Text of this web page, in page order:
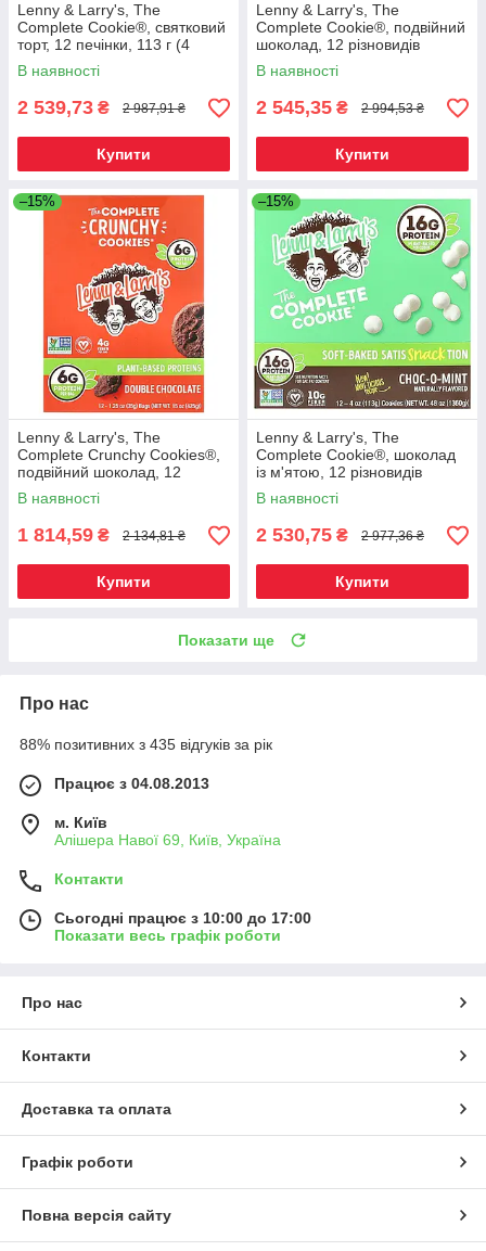
Lenny & Larry's, The
Complete Cookie®, святковий
торт, 12 печінки, 113 г (4
унції), Київ
В наявності
2 539,73 ₴ 2 987,91 ₴
Купити
Lenny & Larry's, The
Complete Cookie®, подвійний
шоколад, 12 різновидів
печива, 113 г (4 унції), Київ
В наявності
2 545,35 ₴ 2 994,53 ₴
Купити
–15%
Lenny & Larry's, The
Complete Crunchy Cookies®,
подвійний шоколад, 12
пакетиків по 35 г (1,25 унції),
Київ
В наявності
1 814,59 ₴ 2 134,81 ₴
Купити
–15%
Lenny & Larry's, The
Complete Cookie®, шоколад
із м'ятою, 12 різновидів
печива, 113 г (4 унції), Київ
В наявності
2 530,75 ₴ 2 977,36 ₴
Купити
Показати ще
Про нас
88% позитивних з 435 відгуків за рік
Працює з 04.08.2013
м. Київ
Алішера Навої 69, Київ, Україна
Контакти
Сьогодні працює з 10:00 до 17:00
Показати весь графік роботи
Про нас
Контакти
Доставка та оплата
Графік роботи
Повна версія сайту